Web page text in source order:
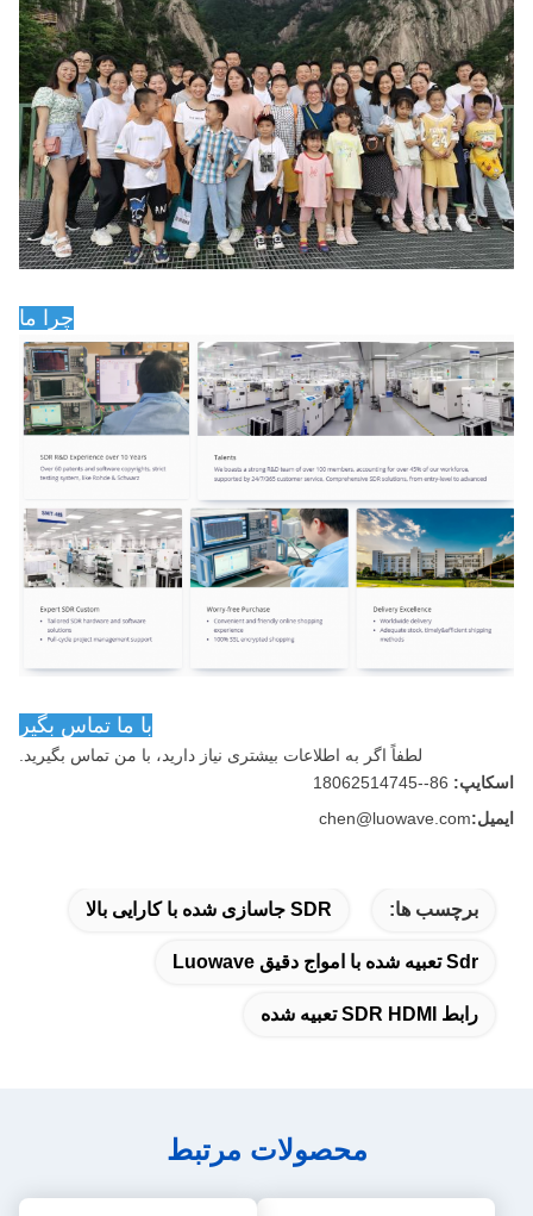
چرا ما
با ما تماس بگير
لطفاً اگر به اطلاعات بیشتری نیاز دارید، با من تماس بگیرید.
اسکایپ: 86--18062514745
ایمیل:chen@luowave.com
برچسب ها: SDR جاسازی شده با کارایی بالا
Sdr تعبیه شده با امواج دقیق Luowave
رابط SDR HDMI تعبیه شده
محصولات مرتبط